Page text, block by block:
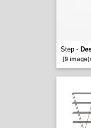
Step -
[9